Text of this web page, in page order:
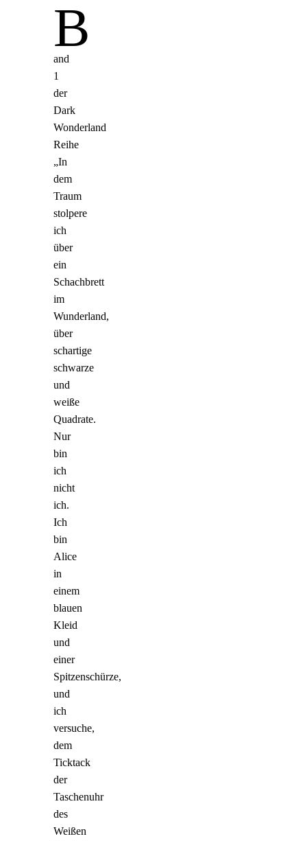
B
and
1
der
Dark
Wonderland
Reihe
„In
dem
Traum
stolpere
ich
über
ein
Schachbrett
im
Wunderland,
über
schartige
schwarze
und
weiße
Quadrate.
Nur
bin
ich
nicht
ich.
Ich
bin
Alice
in
einem
blauen
Kleid
und
einer
Spitzenschürze,
und
ich
versuche,
dem
Ticktack
der
Taschenuhr
des
Weißen